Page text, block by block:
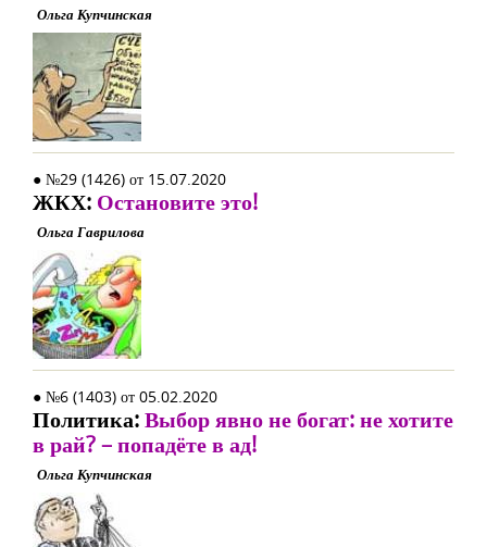
Ольга Купчинская
● №29 (1426) от 15.07.2020
ЖКХ: Остановите это!
Ольга Гаврилова
● №6 (1403) от 05.02.2020
Политика:Выбор явно не богат: не хотите
в рай? – попадёте в ад!
Ольга Купчинская